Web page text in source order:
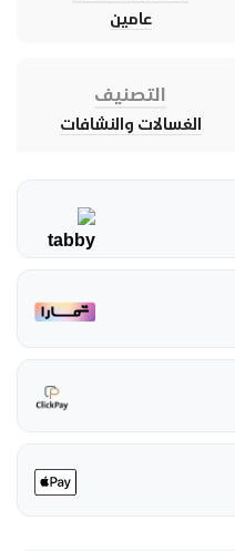
عامين
التصنيف
الغسالات والنشافات